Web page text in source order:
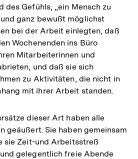
des Gefühls, „ein Mensch zu
ganz bewußt möglichst
bei der Arbeit einlegten, daß
Wochenenden ins Büro
Mitarbeiterinnen und
und daß sie sich
zu Aktivitäten, die nicht in
mit ihrer Arbeit standen.
dieser Art haben alle
geäußert. Sie haben gemeinsam
sie Zeit-und Arbeitsstreß
gelegentlich freie Abende